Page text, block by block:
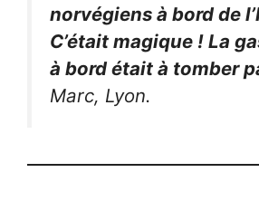
norvégiens à bord de
C’était magique ! La
à bord était à tomber
Marc, Lyon.